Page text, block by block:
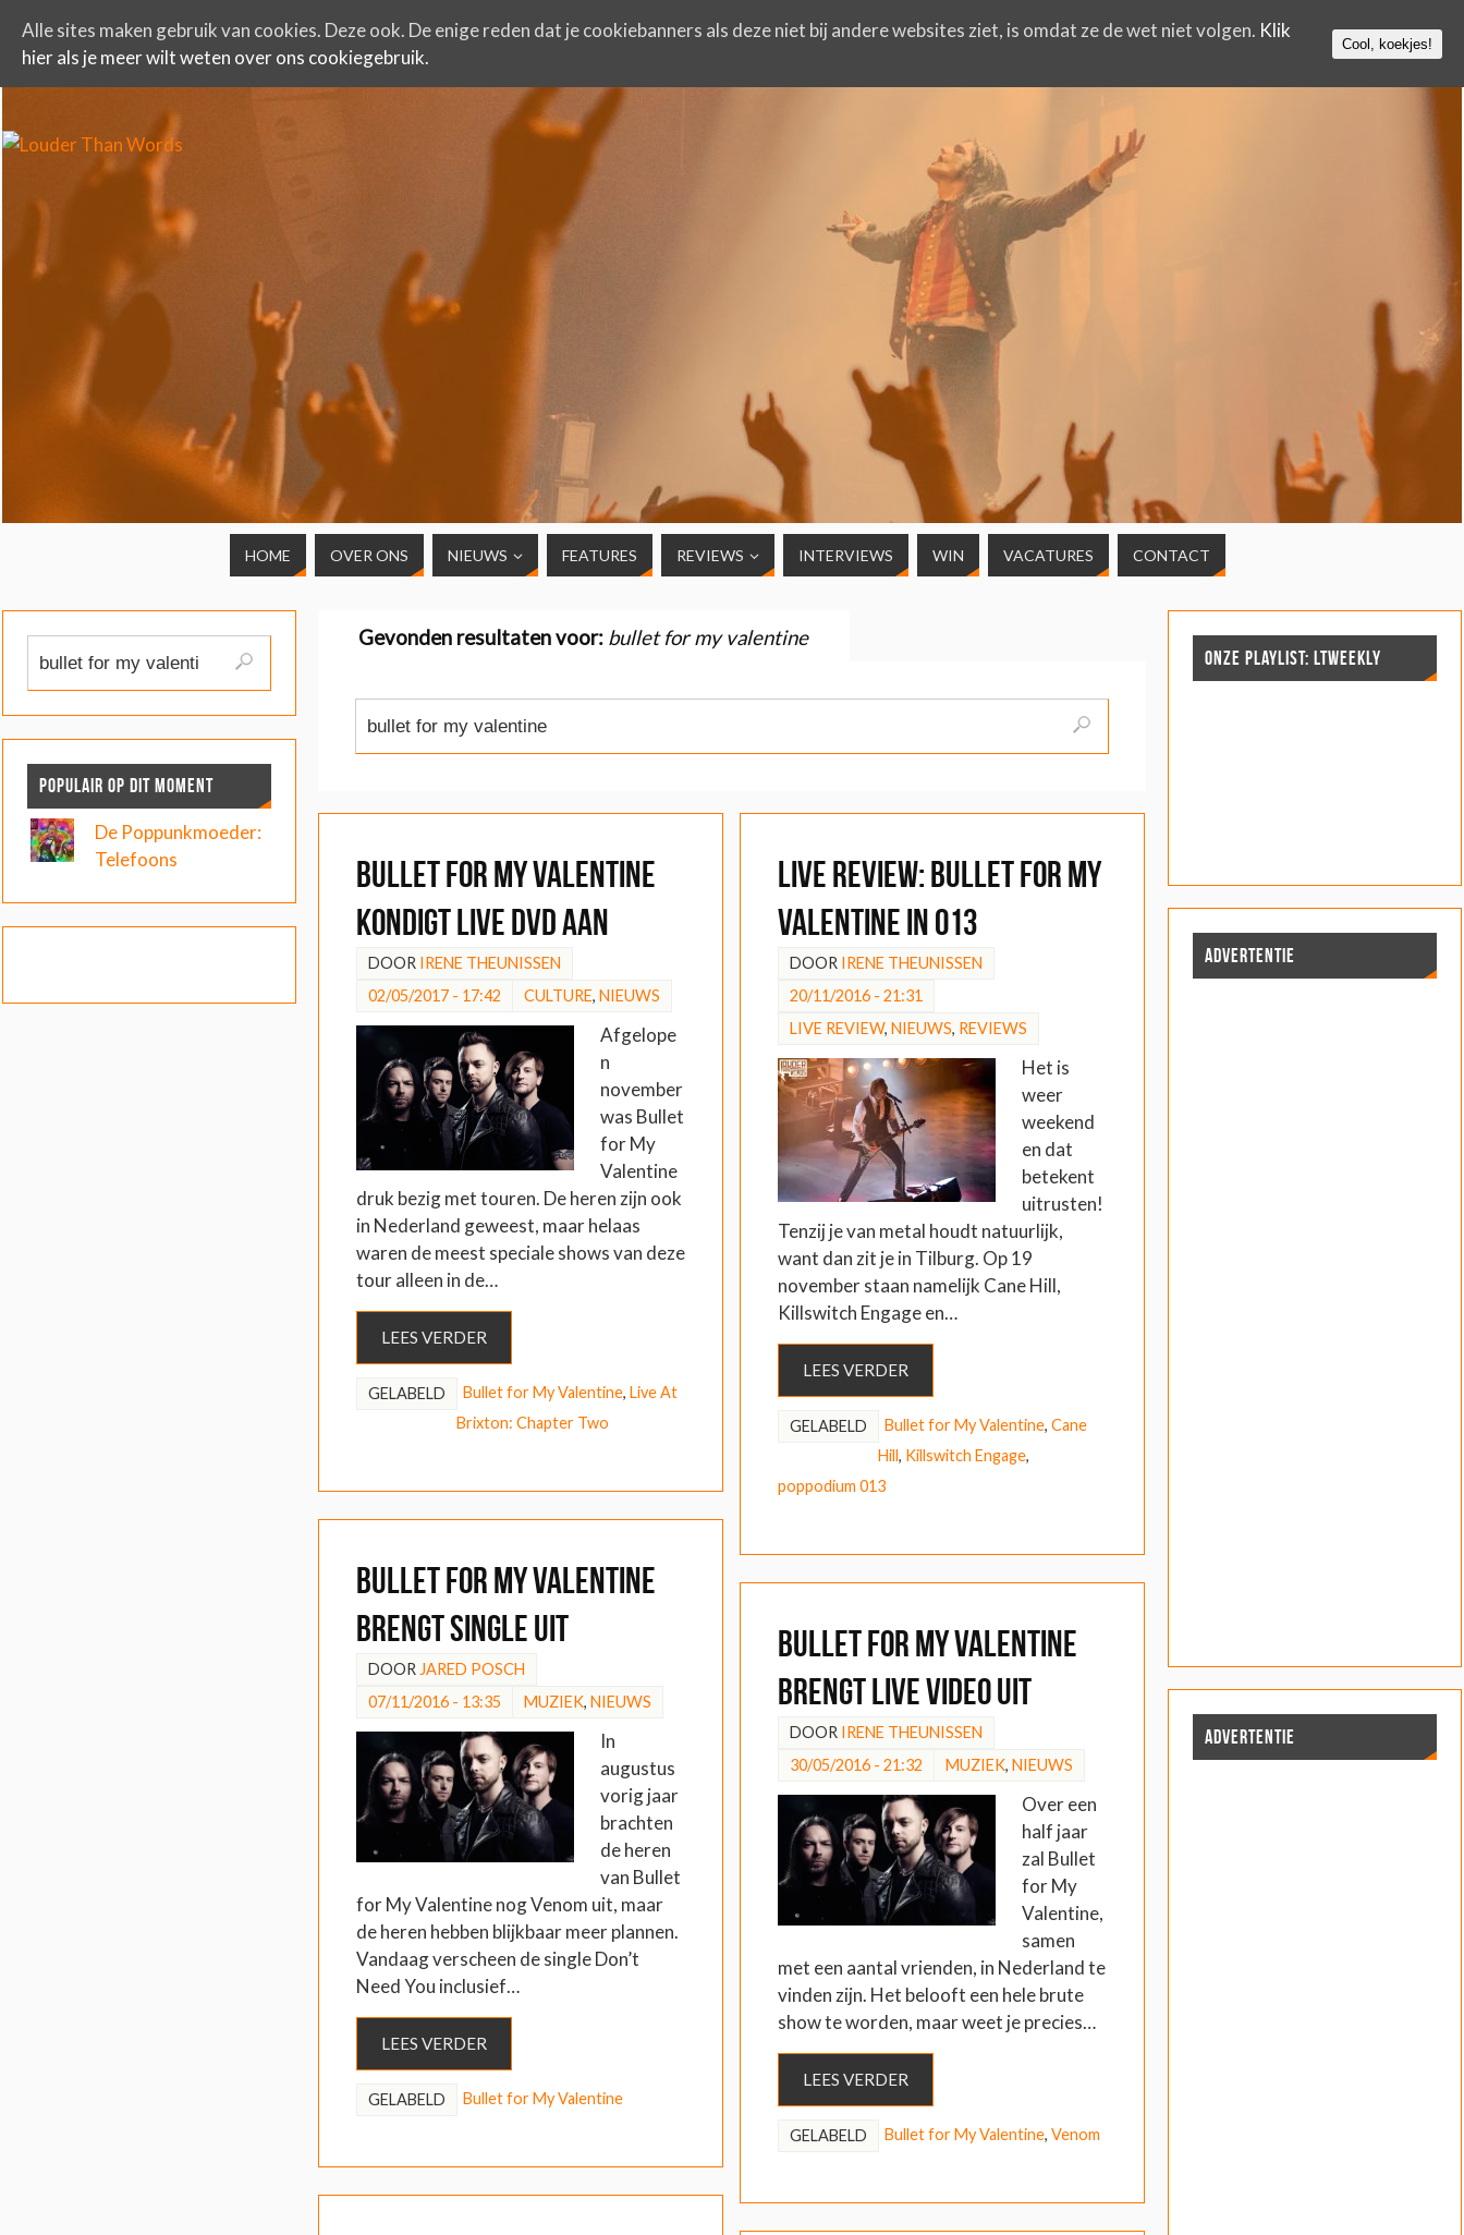
HOME OVER ONS NIEUWS FEATURES REVIEWS INTERVIEWS WIN VACATURES CONTACT
Gevonden resultaten voor: bullet for my valentine
Bullet for My Valentine
kondigt live DVD aan
DOOR IRENE THEUNISSEN
02/05/2017 - 17:42
CULTURE, NIEUWS
Afgelope
n
november
was Bullet
for My
Valentine
druk bezig met touren. De heren zijn ook
in Nederland geweest, maar helaas
waren de meest speciale shows van deze
tour alleen in de…
LEES VERDER
GELABELD Bullet for My Valentine, Live At
Brixton: Chapter Two
LIVE REVIEW: Bullet for My
Valentine in 013
DOOR IRENE THEUNISSEN
20/11/2016 - 21:31
LIVE REVIEW, NIEUWS, REVIEWS
Het is
weer
weekend
en dat
betekent
uitrusten!
Tenzij je van metal houdt natuurlijk,
want dan zit je in Tilburg. Op 19
november staan namelijk Cane Hill,
Killswitch Engage en…
LEES VERDER
GELABELD Bullet for My Valentine, Cane
Hill, Killswitch Engage,
poppodium 013
Bullet for My Valentine
brengt single uit
DOORJARED POSCH
07/11/2016 - 13:35
MUZIEK, NIEUWS
In
augustus
vorig jaar
brachten
de heren
van Bullet
for My Valentine nog Venom uit, maar
de heren hebben blijkbaar meer plannen.
Vandaag verscheen de single Don’t
Need You inclusief…
LEES VERDER
GELABELD Bullet for My Valentine
Bullet for My Valentine
brengt live video uit
DOOR IRENE THEUNISSEN
30/05/2016 - 21:32
MUZIEK, NIEUWS
Over een
half jaar
zal Bullet
for My
Valentine,
samen
met een aantal vrienden, in Nederland te
vinden zijn. Het belooft een hele brute
show te worden, maar weet je precies…
LEES VERDER
GELABELD Bullet for My Valentine, Venom
POPULAIR OP DIT MOMENT
De Poppunkmoeder:
Telefoons
ONZE PLAYLIST: LTWEEKLY
ADVERTENTIE
ADVERTENTIE
Alle sites maken gebruik van cookies. Deze ook. De enige reden dat je cookiebanners als deze niet bij andere websites ziet, is omdat ze de wet niet volgen. Klik
hier als je meer wilt weten over ons cookiegebruik.
Cool, koekjes!